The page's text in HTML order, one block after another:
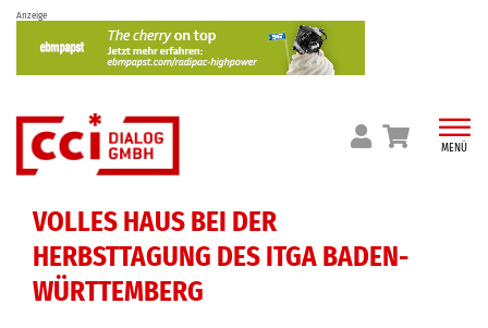
Skip
content
Anzeige
MENÜ
VOLLES HAUS BEI DER
HERBSTTAGUNG DES ITGA BADEN-
WÜRTTEMBERG